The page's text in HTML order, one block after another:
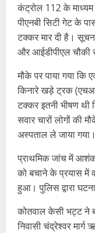
कंट्रोल 112 के
पीएनबी सिटी गेट के
टक्कर मार दी है।
और आईडीपीएल चौकी
मौके पर पाया गया
किनारे खड़े ट्रक
टक्कर इतनी भीषण थी
सवार चारों लोगों की
अस्पताल ले जाया गया।
प्राथमिक जांच में
को बचाने के प्रयास में
हुआ। पुलिस द्वारा
कोतवाल केसी भट्ट ने
निवासी चंद्रेश्वर